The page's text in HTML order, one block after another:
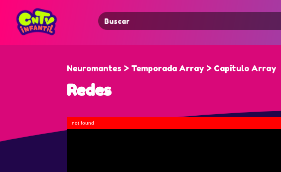
Search
for:
Neuromantes > Temporada Array > Capítulo Array
Redes
not found